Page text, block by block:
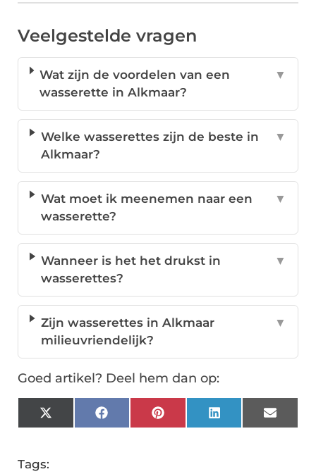
Veelgestelde vragen
Wat zijn de voordelen van een
wasserette in Alkmaar?
▼
Welke wasserettes zijn de beste in
Alkmaar?
▼
Wat moet ik meenemen naar een
wasserette?
▼
Wanneer is het het drukst in
wasserettes?
▼
Zijn wasserettes in Alkmaar
milieuvriendelijk?
▼
Goed artikel? Deel hem dan op:
X
(Twitter)
FacebookPinterestLinkedInEmail
Tags: